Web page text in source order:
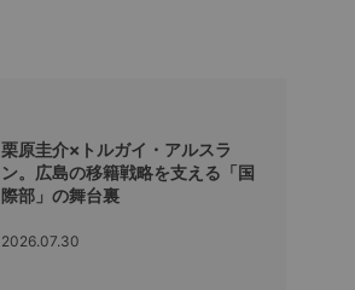
栗原圭介×トルガイ・アルスラ
ン。広島の移籍戦略を支える「国
際部」の舞台裏
2026.07.30